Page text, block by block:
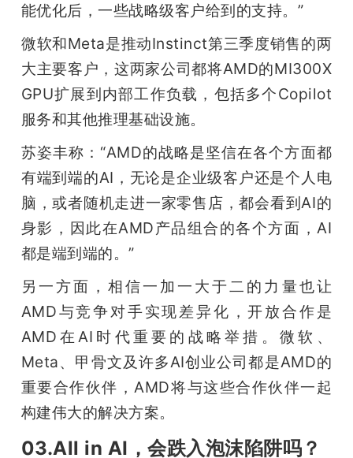
能优化后，一些战略级客户给到的支持。”
微软和Meta是推动Instinct第三季度销售的两
大主要客户，这两家公司都将AMD的MI300X
GPU扩展到内部工作负载，包括多个Copilot
服务和其他推理基础设施。
苏姿丰称：“AMD的战略是坚信在各个方面都
有端到端的AI，无论是企业级客户还是个人电
脑，或者随机走进一家零售店，都会看到AI的
身影，因此在AMD产品组合的各个方面，AI
都是端到端的。”
另一方面，相信一加一大于二的力量也让
AMD与竞争对手实现差异化，开放合作是
AMD在AI时代重要的战略举措。微软、
Meta、甲骨文及许多AI创业公司都是AMD的
重要合作伙伴，AMD将与这些合作伙伴一起
构建伟大的解决方案。
03.All in AI，会跌入泡沫陷阱吗？